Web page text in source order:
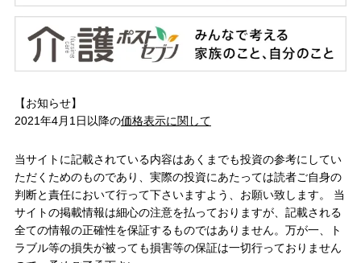
【お知らせ】
2021年4月1日以降の価格表示に関して
当サイトに記載されている内容はあくまでも投資の参考にしてい
ただくためのものであり、実際の投資にあたっては読者ご自身の
判断と責任において行って下さいますよう、お願い致します。 当
サイトの掲載情報は細心の注意を払っておりますが、記載される
全ての情報の正確性を保証するものではありません。万が一、ト
ラブル等の損失が被っても損害等の保証は一切行っておりません